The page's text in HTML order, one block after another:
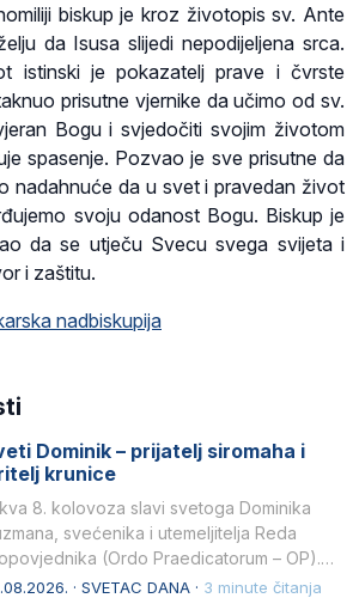
biskup je kroz životopis sv. Ante
da Isusa slijedi nepodijeljena srca.
istinski je pokazatelj prave i čvrste
prisutne vjernike da učimo od sv.
Bogu i svjedočiti svojim životom
spasenje. Pozvao je sve prisutne da
nadahnuće da u svet i pravedan život
svoju odanost Bogu. Biskup je
da se utječu Svecu svega svijeta i
i zaštitu.
nadbiskupija
Dominik – prijatelj siromaha i
krunice
8. kolovoza slavi svetoga Dominika
svećenika i utemeljitelja Reda
(Ordo Praedicatorum – OP).
životom, dubokom ljubavlju prema
· SVETAC DANA · 3 minute čitanja